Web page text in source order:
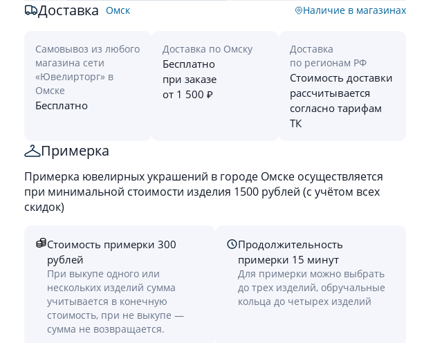
Доставка Омск Наличие в магазинах
Самовывоз из любого
магазина сети
«Ювелирторг» в
Омске
Бесплатно
Доставка по Омску
Бесплатно
при заказе
от 1 500 ₽
Доставка
по регионам РФ
Стоимость доставки
рассчитывается
согласно тарифам
ТК
Примерка
Примерка ювелирных украшений в городе Омске осуществляется
при минимальной стоимости изделия 1500 рублей (с учётом всех
скидок)
Стоимость примерки 300
рублей
При выкупе одного или
нескольких изделий сумма
учитывается в конечную
стоимость, при не выкупе —
сумма не возвращается.
Продолжительность
примерки 15 минут
Для примерки можно выбрать
до трех изделий, обручальные
кольца до четырех изделий